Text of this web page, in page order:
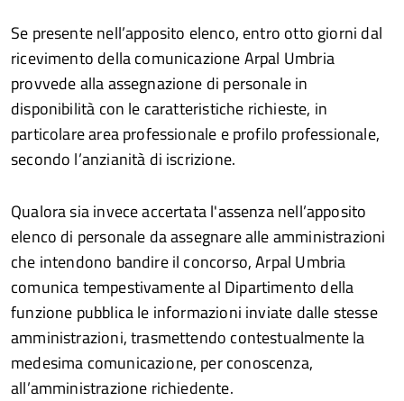
Se presente nell’apposito elenco, entro otto giorni dal
ricevimento della comunicazione Arpal Umbria
provvede alla assegnazione di personale in
disponibilità con le caratteristiche richieste, in
particolare area professionale e profilo professionale,
secondo l’anzianità di iscrizione.
Qualora sia invece accertata l'assenza nell’apposito
elenco di personale da assegnare alle amministrazioni
che intendono bandire il concorso, Arpal Umbria
comunica tempestivamente al Dipartimento della
funzione pubblica le informazioni inviate dalle stesse
amministrazioni, trasmettendo contestualmente la
medesima comunicazione, per conoscenza,
all’amministrazione richiedente.